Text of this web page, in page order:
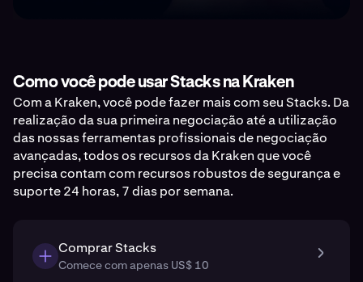
Como você pode usar Stacks na Kraken
Com a Kraken, você pode fazer mais com seu Stacks. Da
realização da sua primeira negociação até a utilização
das nossas ferramentas profissionais de negociação
avançadas, todos os recursos da Kraken que você
precisa contam com recursos robustos de segurança e
suporte 24 horas, 7 dias por semana.
Comprar Stacks
Comece com apenas US$ 10